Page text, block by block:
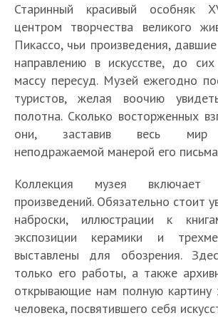
Старинный красивый особняк
центром творчества великого
Пикассо, чьи произведения,
направлению в искусстве, до
массу пересуд. Музей ежегодно
туристов, желая воочию
полотна. Сколько восторженных
они, заставив весь мир
неподражаемой манерой его
Коллекция музея
произведений. Обязательно стоит
наброски, иллюстрации к
экспозиции керамики и
выставлены для обозрения.
только его работы, а также
открывающие нам полную картину
человека, посвятившего себя